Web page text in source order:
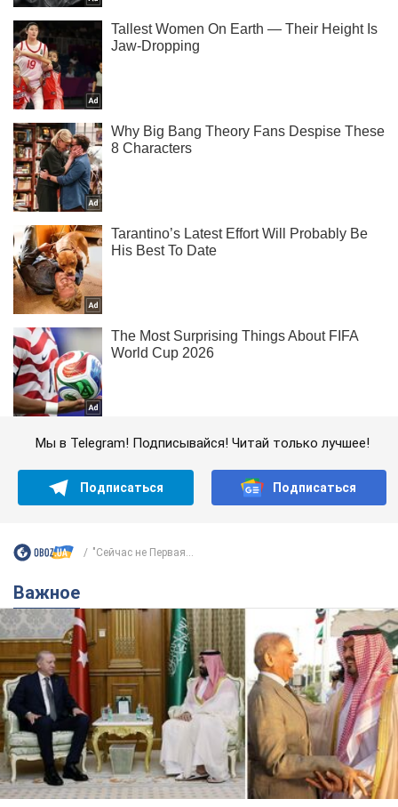
Мы в Telegram! Подписывайся! Читай только лучшее!
Подписаться Подписаться
"Сейчас не Первая...
Важное